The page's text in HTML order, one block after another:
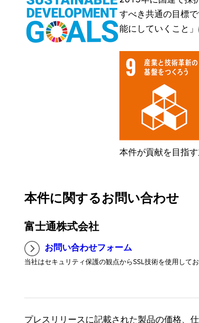
すべき共通の目標
能にしていくこと
本件が貢献を目指
本件に関するお問い合わせ
富士通株式会社
お問い合わせフォーム
当社はセキュリティ保護の観点からSSL技術を使用してお
プレスリリースに記載された製品の価格、